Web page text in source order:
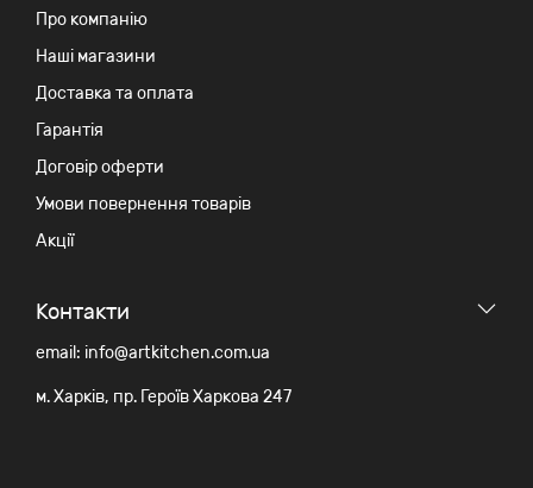
Про компанію
Наші магазини
Доставка та оплата
Гарантія
Договір оферти
Умови повернення товарів
Акції
Контакти
email: info@artkitchen.com.ua
м. Харків, пр. Героїв Харкова 247